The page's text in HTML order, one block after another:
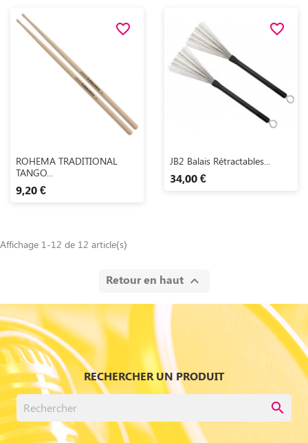
Aperçu rapide
ROHEMA TRADITIONAL
TANGO...
9,20 €
favorite_border
Aperçu rapide
JB2 Balais Rétractables...
34,00 €
favorite_border
Affichage 1-12 de 12 article(s)
Retour en haut 
RECHERCHER UN PRODUIT
search